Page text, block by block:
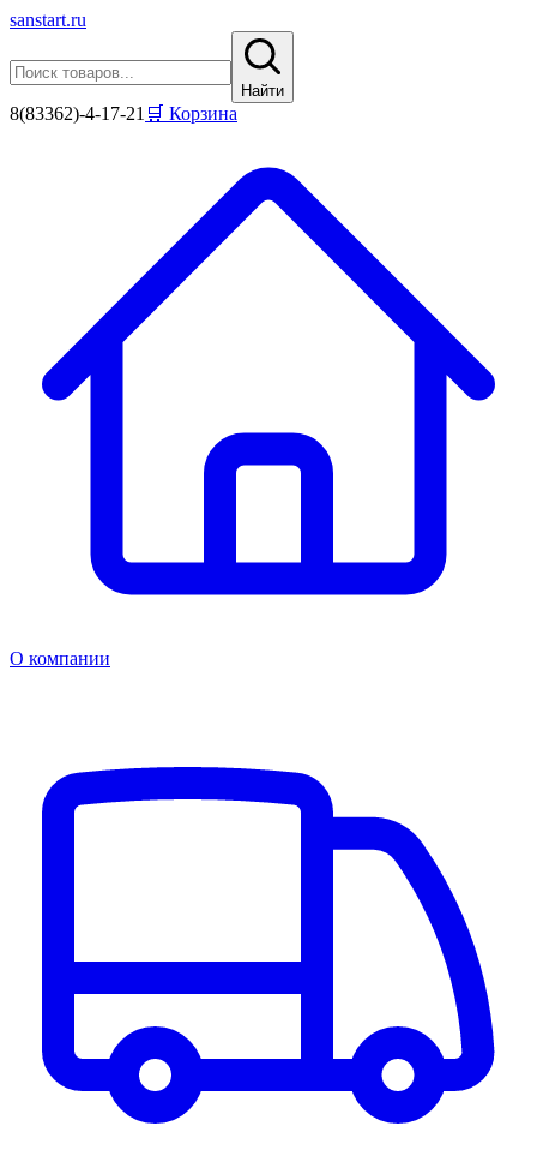
sanstart.ru
Найти
8(83362)-4-17-21 🛒 Корзина
О компании